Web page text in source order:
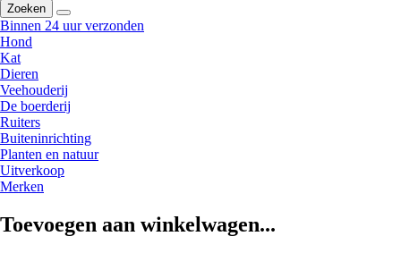
Zoeken
Binnen 24 uur verzonden
Hond
Kat
Dieren
Veehouderij
De boerderij
Ruiters
Buiteninrichting
Planten en natuur
Uitverkoop
Merken
Toevoegen aan winkelwagen...